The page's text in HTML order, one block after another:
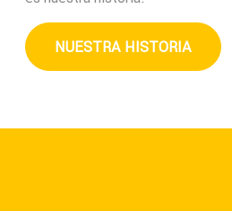
NUESTRA HISTORIA